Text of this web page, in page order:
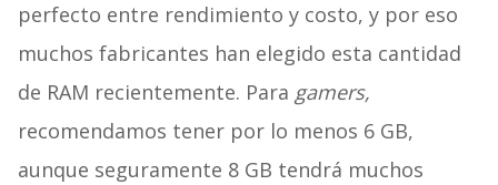
perfecto entre rendimiento y costo, y por eso
muchos fabricantes han elegido esta cantidad
de RAM recientemente. Para gamers,
recomendamos tener por lo menos 6 GB,
aunque seguramente 8 GB tendrá muchos